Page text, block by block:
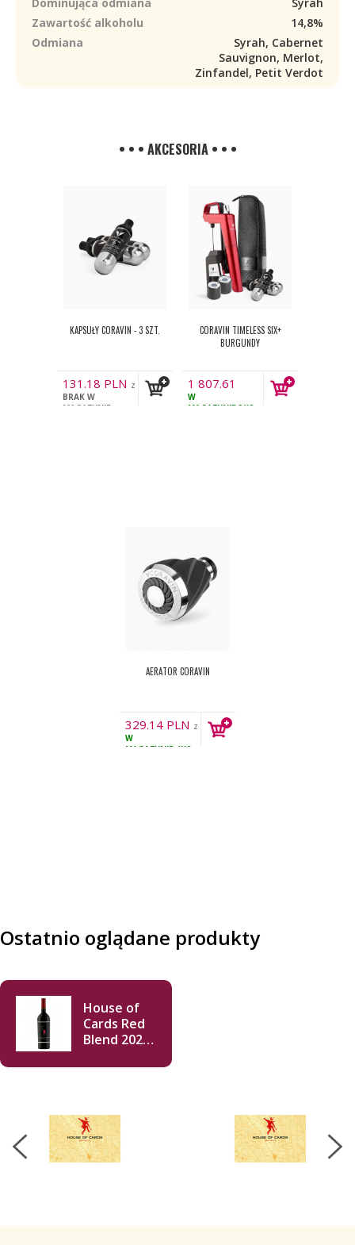
Zawartość alkoholu
14,8%
Odmiana
Syrah, Cabernet
Sauvignon, Merlot,
Zinfandel, Petit Verdot
• • • AKCESORIA • • •
KAPSUŁY CORAVIN - 3 SZT.
131.18 PLN z
VAT
BRAK W
MAGAZYNIE
CORAVIN TIMELESS SIX+
BURGUNDY
1 807.61
PLN
W
MAGAZYNIE 3KS
AERATOR CORAVIN
329.14 PLN z
VAT
W
MAGAZYNIE 4KS
Ostatnio oglądane produkty
House of
Cards Red
Blend 2020